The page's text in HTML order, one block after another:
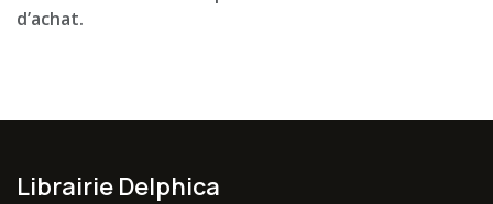
d’achat.
Librairie Delphica